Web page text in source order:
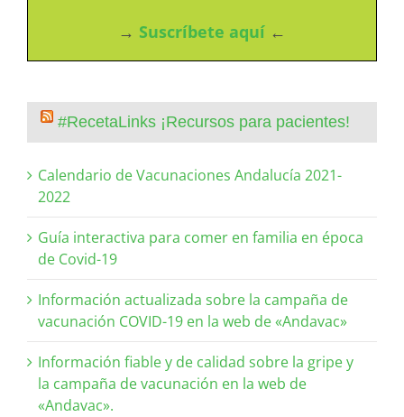
→ Suscríbete aquí ←
#RecetaLinks ¡Recursos para pacientes!
Calendario de Vacunaciones Andalucía 2021-
2022
Guía interactiva para comer en familia en época
de Covid-19
Información actualizada sobre la campaña de
vacunación COVID-19 en la web de «Andavac»
Información fiable y de calidad sobre la gripe y
la campaña de vacunación en la web de
«Andavac».